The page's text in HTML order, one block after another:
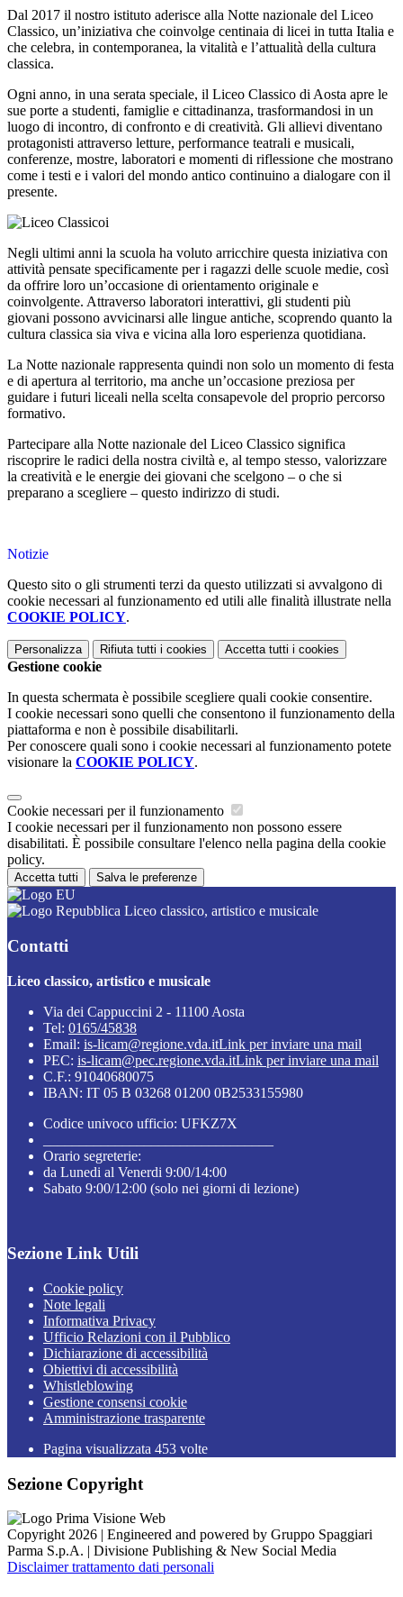
Dal 2017 il nostro istituto aderisce alla Notte nazionale del Liceo
Classico, un’iniziativa che coinvolge centinaia di licei in tutta Italia e
che celebra, in contemporanea, la vitalità e l’attualità della cultura
classica.
Ogni anno, in una serata speciale, il Liceo Classico di Aosta apre le
sue porte a studenti, famiglie e cittadinanza, trasformandosi in un
luogo di incontro, di confronto e di creatività. Gli allievi diventano
protagonisti attraverso letture, performance teatrali e musicali,
conferenze, mostre, laboratori e momenti di riflessione che mostrano
come i testi e i valori del mondo antico continuino a dialogare con il
presente.
i
Negli ultimi anni la scuola ha voluto arricchire questa iniziativa con
attività pensate specificamente per i ragazzi delle scuole medie, così
da offrire loro un’occasione di orientamento originale e
coinvolgente. Attraverso laboratori interattivi, gli studenti più
giovani possono avvicinarsi alle lingue antiche, scoprendo quanto la
cultura classica sia viva e vicina alla loro esperienza quotidiana.
La Notte nazionale rappresenta quindi non solo un momento di festa
e di apertura al territorio, ma anche un’occasione preziosa per
guidare i futuri liceali nella scelta consapevole del proprio percorso
formativo.
Partecipare alla Notte nazionale del Liceo Classico significa
riscoprire le radici della nostra civiltà e, al tempo stesso, valorizzare
la creatività e le energie dei giovani che scelgono – o che si
preparano a scegliere – questo indirizzo di studi.
Notizie
Questo sito o gli strumenti terzi da questo utilizzati si avvalgono di
cookie necessari al funzionamento ed utili alle finalità illustrate nella
COOKIE POLICY.
Personalizza Rifiuta tutti i cookies Accetta tutti i cookies
Gestione cookie
In questa schermata è possibile scegliere quali cookie consentire.
I cookie necessari sono quelli che consentono il funzionamento della
piattaforma e non è possibile disabilitarli.
Per conoscere quali sono i cookie necessari al funzionamento potete
visionare la COOKIE POLICY.
Cookie necessari per il funzionamento
I cookie necessari per il funzionamento non possono essere
disabilitati. È possibile consultare l'elenco nella pagina della cookie
policy.
Accetta tutti Salva le preferenze
Liceo classico, artistico e musicale
Contatti
Liceo classico, artistico e musicale
Via dei Cappuccini 2 - 11100 Aosta
Tel: 0165/45838
Email: is-licam@regione.vda.itLink per inviare una mail
PEC: is-licam@pec.regione.vda.itLink per inviare una mail
C.F.: 91040680075
IBAN: IT 05 B 03268 01200 0B2533155980
Codice univoco ufficio: UFKZ7X
Orario segreterie:
da Lunedi al Venerdi 9:00/14:00
Sabato 9:00/12:00 (solo nei giorni di lezione)
Sezione Link Utili
Cookie policy
Note legali
Informativa Privacy
Ufficio Relazioni con il Pubblico
Dichiarazione di accessibilità
Obiettivi di accessibilità
Whistleblowing
Gestione consensi cookie
Amministrazione trasparente
Pagina visualizzata 453 volte
Sezione Copyright
Copyright 2026 | Engineered and powered by Gruppo Spaggiari
Parma S.p.A. | Divisione Publishing & New Social Media
Disclaimer trattamento dati personali